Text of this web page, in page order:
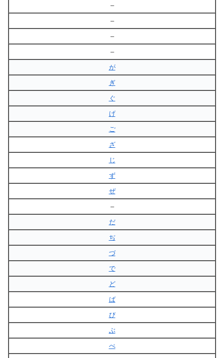
–
–
–
–
が
ぎ
ぐ
げ
ご
ざ
じ
ず
ぜ
–
だ
ぢ
づ
で
ど
ば
び
ぶ
べ